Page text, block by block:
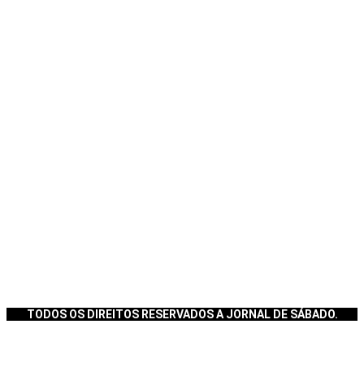
TODOS OS DIREITOS RESERVADOS A JORNAL DE SÁBADO.